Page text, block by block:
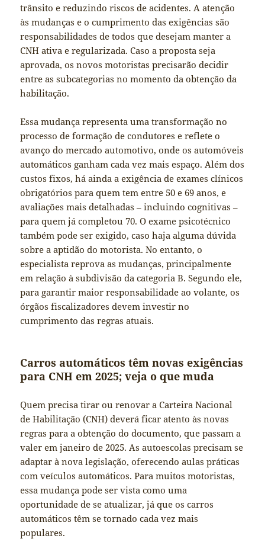
trânsito e reduzindo riscos de acidentes. A atenção
às mudanças e o cumprimento das exigências são
responsabilidades de todos que desejam manter a
CNH ativa e regularizada. Caso a proposta seja
aprovada, os novos motoristas precisarão decidir
entre as subcategorias no momento da obtenção da
habilitação.
Essa mudança representa uma transformação no
processo de formação de condutores e reflete o
avanço do mercado automotivo, onde os automóveis
automáticos ganham cada vez mais espaço. Além dos
custos fixos, há ainda a exigência de exames clínicos
obrigatórios para quem tem entre 50 e 69 anos, e
avaliações mais detalhadas – incluindo cognitivas –
para quem já completou 70. O exame psicotécnico
também pode ser exigido, caso haja alguma dúvida
sobre a aptidão do motorista. No entanto, o
especialista reprova as mudanças, principalmente
em relação à subdivisão da categoria B. Segundo ele,
para garantir maior responsabilidade ao volante, os
órgãos fiscalizadores devem investir no
cumprimento das regras atuais.
Carros automáticos têm novas exigências
para CNH em 2025; veja o que muda
Quem precisa tirar ou renovar a Carteira Nacional
de Habilitação (CNH) deverá ficar atento às novas
regras para a obtenção do documento, que passam a
valer em janeiro de 2025. As autoescolas precisam se
adaptar à nova legislação, oferecendo aulas práticas
com veículos automáticos. Para muitos motoristas,
essa mudança pode ser vista como uma
oportunidade de se atualizar, já que os carros
automáticos têm se tornado cada vez mais
populares.